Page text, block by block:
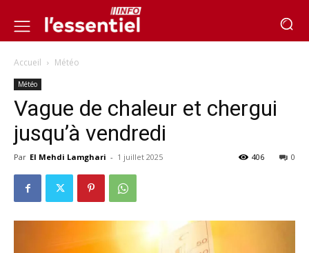
Accueil Météo
Météo
Vague de chaleur et chergui
jusqu’à vendredi
Par El Mehdi Lamghari - 1 juillet 2025 0
406